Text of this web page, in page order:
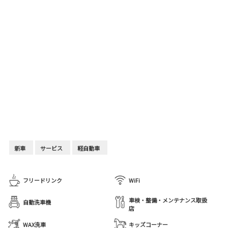
新車 サービス 軽自動車
フリードリンク WiFi
自動洗車機
車検・整備・メンテナンス取扱
店
WAX洗車
キッズコーナー